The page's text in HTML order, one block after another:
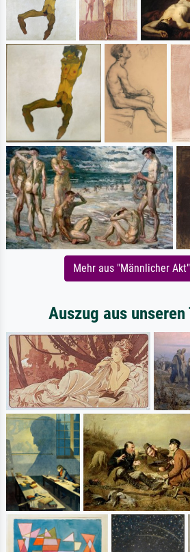
Mehr aus "Männlicher
Auszug aus unseren